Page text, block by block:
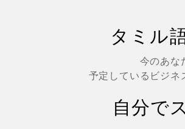
タミル
今のあな
予定しているビジ
自分で